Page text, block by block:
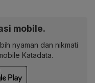
mobile.
nyaman dan nikmati
Katadata.